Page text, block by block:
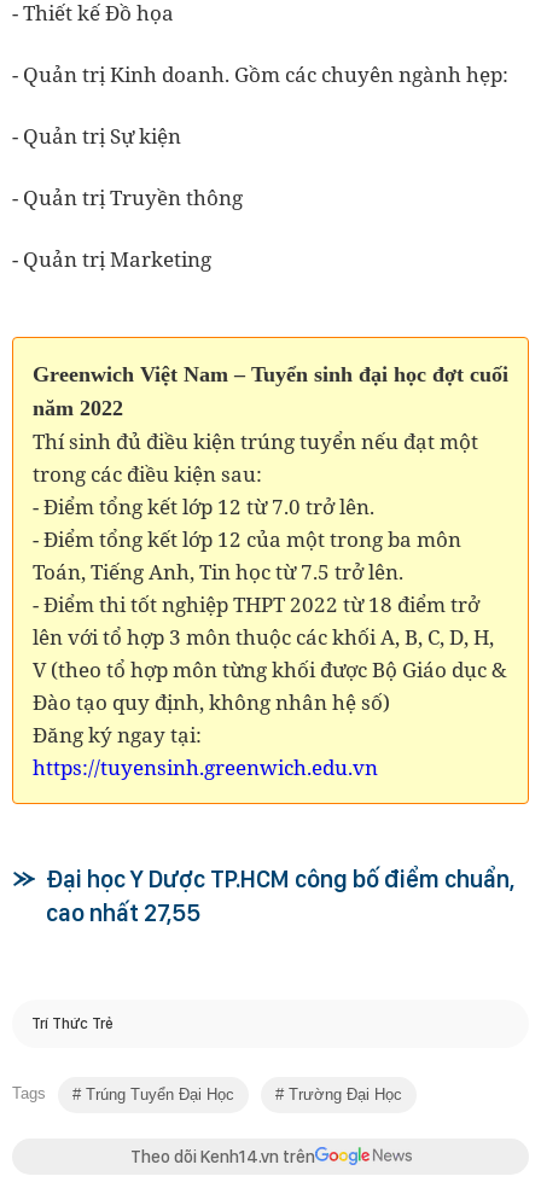
- Thiết kế Đồ họa
- Quản trị Kinh doanh. Gồm các chuyên ngành hẹp:
- Quản trị Sự kiện
- Quản trị Truyền thông
- Quản trị Marketing
Greenwich Việt Nam – Tuyển sinh đại học đợt cuối
năm 2022
Thí sinh đủ điều kiện trúng tuyển nếu đạt một
trong các điều kiện sau:
- Điểm tổng kết lớp 12 từ 7.0 trở lên.
- Điểm tổng kết lớp 12 của một trong ba môn
Toán, Tiếng Anh, Tin học từ 7.5 trở lên.
- Điểm thi tốt nghiệp THPT 2022 từ 18 điểm trở
lên với tổ hợp 3 môn thuộc các khối A, B, C, D, H,
V (theo tổ hợp môn từng khối được Bộ Giáo dục &
Đào tạo quy định, không nhân hệ số)
Đăng ký ngay tại:
https://tuyensinh.greenwich.edu.vn
Đại học Y Dược TP.HCM công bố điểm chuẩn,
cao nhất 27,55
Trí Thức Trẻ
Tags Trúng Tuyển Đại Học Trường Đại Học
Theo dõi Kenh14.vn trên